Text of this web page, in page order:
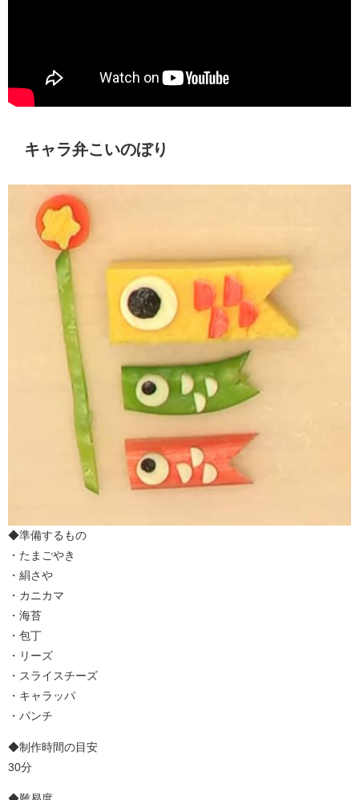
キャラ弁こいのぼり
◆準備するもの
・たまごやき
・絹さや
・カニカマ
・海苔
・包丁
・リーズ
・スライスチーズ
・キャラッパ
・パンチ
◆制作時間の目安
30分